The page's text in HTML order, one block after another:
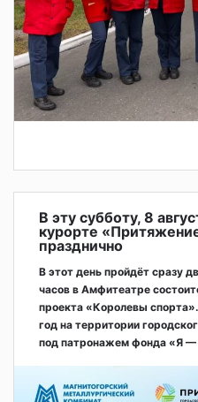
В эту субботу, 8
курорте
празднично
В этот день пройдёт сразу
часов в Амфитеатре
проекта «Королевы
год на территории
под патронажем фонда «Я